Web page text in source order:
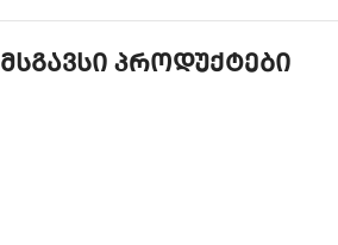
მსგავსი პროდუქტები